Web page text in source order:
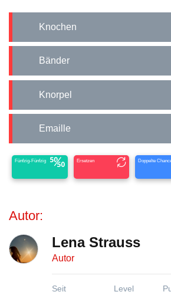
Knochen
Bänder
Knorpel
Emaille
Fünfzig-Fünfzig Ersetzen Doppelte
Autor:
Lena Strauss
Autor
Seit Level